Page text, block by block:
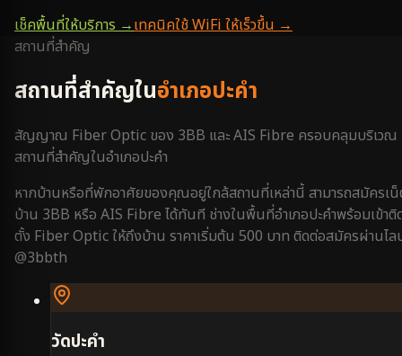
เช็คพื้นที่ให้บริการ →เทคนิคใช้ WiFi ให้เร็วขึ้น →
สถานที่สำคัญ
สถานที่สำคัญในอำเภอปะคำ
สัญญาณ Fiber Optic ของ 3BB และ AIS Fibre ครอบคลุมบริเวณ
สถานที่สำคัญในอำเภอปะคำ
หากบ้านหรือที่พักอาศัยของคุณอยู่ใกล้สถานที่เหล่านี้ สามารถสมัครเ
บ้าน 3BB หรือ AIS Fibre ได้ทันที ช่างในพื้นที่อำเภอปะคำพร้อมเข้าติ
ตั้ง Fiber Optic ให้ถึงบ้าน ราคาเริ่มต้น 500 บาท ติดต่อสมัครผ่านไ
@3bbth
วัดปะคำ